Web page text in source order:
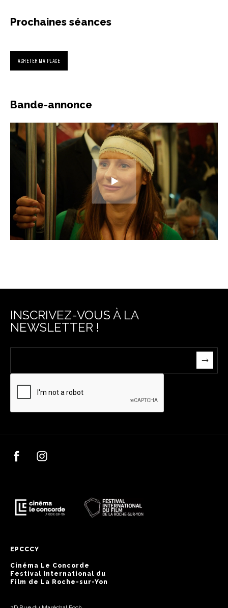
Prochaines séances
ACHETER MA PLACE
Bande-annonce
INSCRIVEZ-VOUS À LA
NEWSLETTER !
EPCCCY
Cinéma Le Concorde
Festival International du
Film de La Roche-sur-Yon